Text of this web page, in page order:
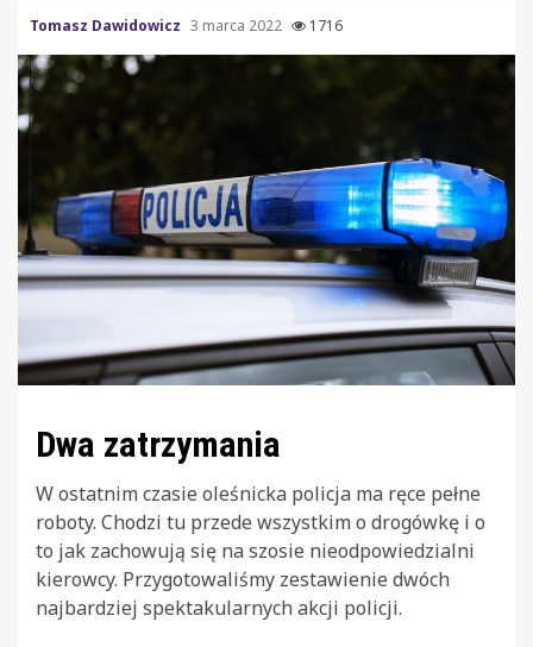
Tomasz Dawidowicz 3 marca 2022 1716
Dwa zatrzymania
W ostatnim czasie oleśnicka policja ma ręce pełne
roboty. Chodzi tu przede wszystkim o drogówkę i o
to jak zachowują się na szosie nieodpowiedzialni
kierowcy. Przygotowaliśmy zestawienie dwóch
najbardziej spektakularnych akcji policji.